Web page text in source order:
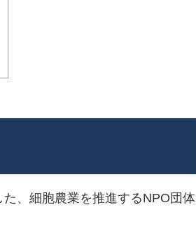
、細胞農業を推進するNPO団体